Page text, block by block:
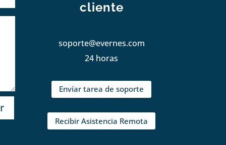
cliente
soporte@evernes.com
24 horas
Envíar tarea de soporte
Recibir Asistencia Remota